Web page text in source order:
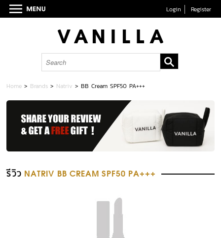
Login Register
Home > Brands > Natriv >BB Cream SPF50 PA+++
รีวิว NATRIV BB CREAM SPF50 PA+++